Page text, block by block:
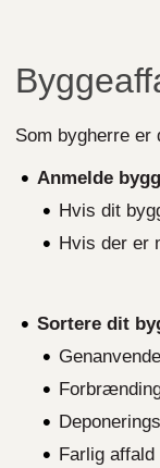
Som bygherre er
Anmelde
Hvis dit
Hvis der er
Sortere dit
Farlig affald